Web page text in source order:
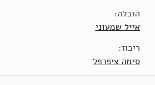
הובלה:
אייל שמעוני
ריכוז:
סימה ציפרפל